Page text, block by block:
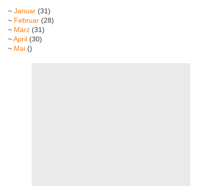
~ Januar (31)
~ Februar (28)
~ März (31)
~April (30)
~ Mai ()